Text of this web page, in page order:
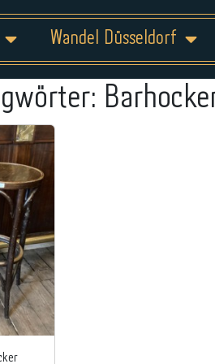
Wandel Düsseldorf